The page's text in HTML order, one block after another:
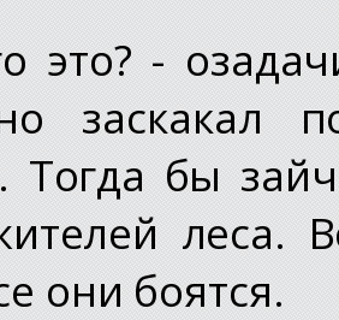
это? -
заскакал
Тогда бы
леса.
они боятся.